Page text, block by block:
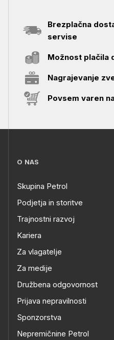
Brezplačna
servise
Možnost plačila
Nagrajevanje
Povsem varen
O NAS
Skupina Petrol
Podjetja in storitve
Trajnostni razvoj
Kariera
Za vlagatelje
Za medije
Družbena odgovornost
Prijava nepravilnosti
Sponzorstva
Nepremičnine Petrol